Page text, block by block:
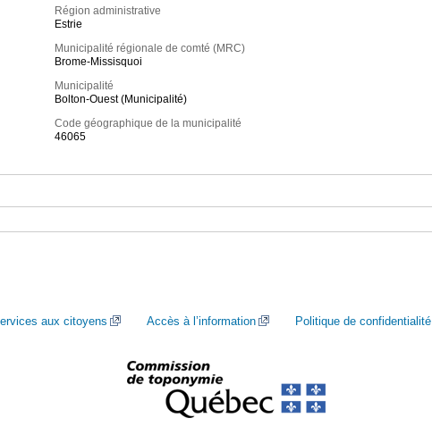
Région administrative
Estrie
Municipalité régionale de comté (MRC)
Brome-Missisquoi
Municipalité
Bolton-Ouest (Municipalité)
Code géographique de la municipalité
46065
aux citoyens Accès à l’information Politique de confidentialité